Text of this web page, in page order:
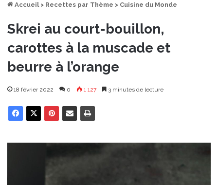
Accueil > Recettes par Thème > Cuisine du Monde
Skrei au court-bouillon,
carottes à la muscade et
beurre à l’orange
18 février 2022 0 1 127 3 minutes de lecture